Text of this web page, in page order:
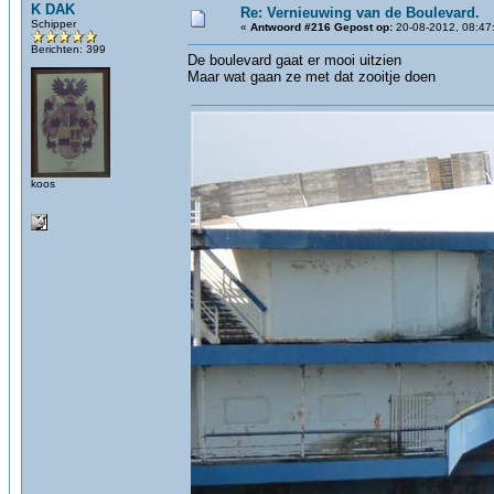
K DAK
Schipper
Berichten: 399
koos
Re: Vernieuwing van de Boulevard.
« Antwoord #216 Gepost op: 20-08-2012,
De boulevard gaat er mooi uitzien
Maar wat gaan ze met dat zooitje doen